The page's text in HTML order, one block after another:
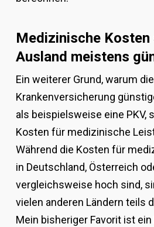
Medizinische Kosten
Ausland meistens
Ein weiterer Grund, warum
Krankenversicherung
als beispielsweise eine PKV,
Kosten für medizinische
Während die Kosten für
in Deutschland, Österreich
vergleichsweise hoch sind,
vielen anderen Ländern teils
Mein bisheriger Favorit ist ein